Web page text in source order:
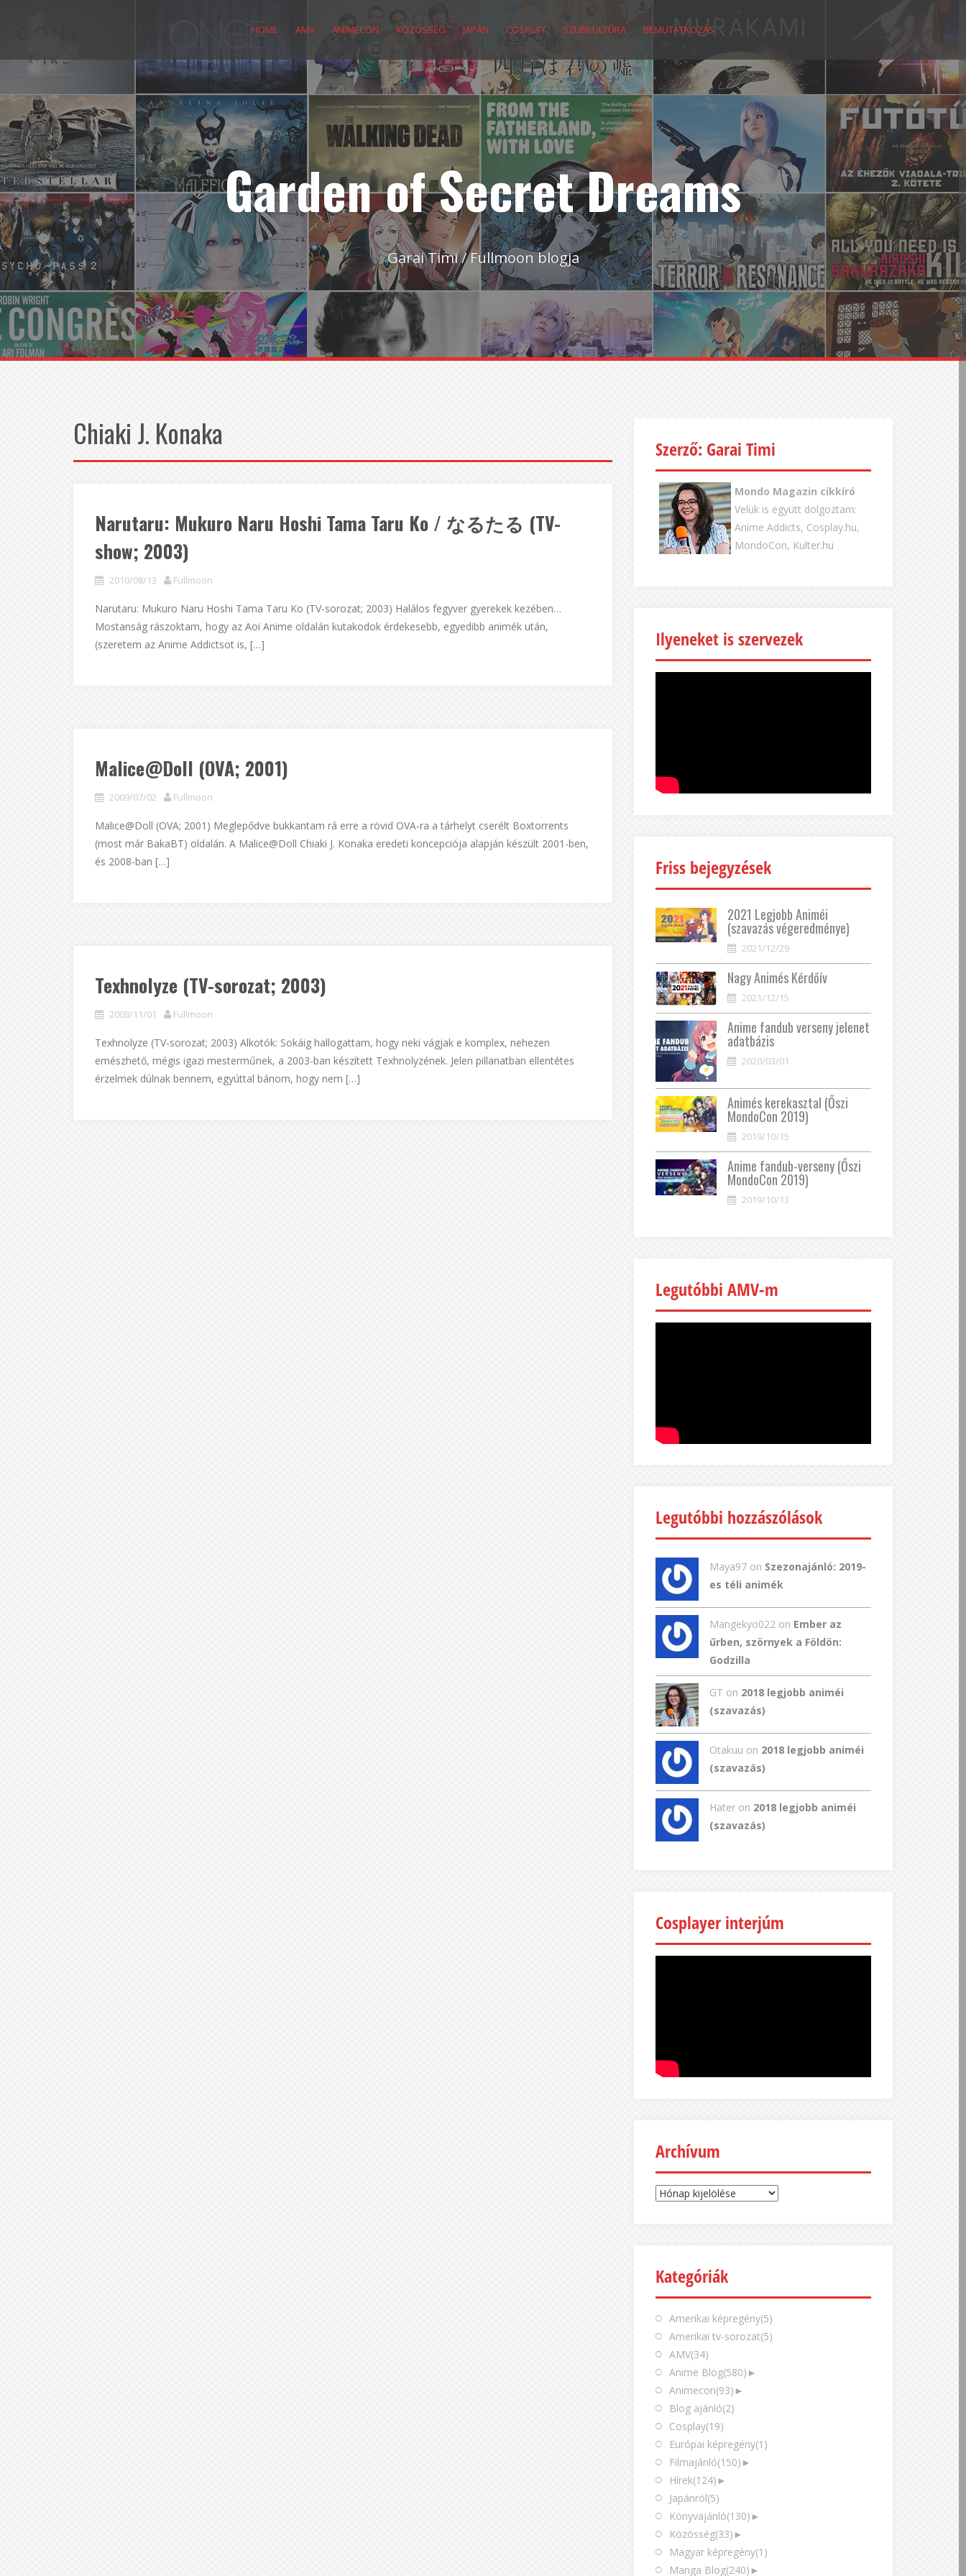
HOME AMV ANIMECON KÖZÖSSÉG JAPÁN COSPLAY SZUBKULTÚRA BEMUTATKOZÁS
Garden of Secret Dreams
Garai Timi / Fullmoon blogja
Chiaki J. Konaka
Narutaru: Mukuro Naru Hoshi Tama Taru Ko / なるたる (TV-
show; 2003)
2010/08/13 Fullmoon
Narutaru: Mukuro Naru Hoshi Tama Taru Ko (TV-sorozat; 2003) Halálos fegyver gyerekek kezében…
Mostanság rászoktam, hogy az Aoi Anime oldalán kutakodok érdekesebb, egyedibb animék után,
(szeretem az Anime Addictsot is, […]
Malice@Doll (OVA; 2001)
2009/07/02 Fullmoon
Malice@Doll (OVA; 2001) Meglepődve bukkantam rá erre a rövid OVA-ra a tárhelyt cserélt Boxtorrents
(most már BakaBT) oldalán. A Malice@Doll Chiaki J. Konaka eredeti koncepciója alapján készült 2001-ben,
és 2008-ban […]
Texhnolyze (TV-sorozat; 2003)
2008/11/01 Fullmoon
Texhnolyze (TV-sorozat; 2003) Alkotók: Sokáig hallogattam, hogy neki vágjak e komplex, nehezen
emészhető, mégis igazi mesterműnek, a 2003-ban készített Texhnolyzének. Jelen pillanatban ellentétes
érzelmek dúlnak bennem, egyúttal bánom, hogy nem […]
Szerző: Garai Timi
Mondo Magazin cikkíró
Velük is együtt dolgoztam:
Anime Addicts, Cosplay.hu,
MondoCon, Kulter.hu
Ilyeneket is szervezek
Friss bejegyzések
2021 Legjobb Animéi
(szavazás végeredménye)
2021/12/29
Nagy Animés Kérdőív
2021/12/15
Anime fandub verseny jelenet
adatbázis
2020/03/01
Animés kerekasztal (Őszi
MondoCon 2019)
2019/10/15
Anime fandub-verseny (Őszi
MondoCon 2019)
2019/10/13
Legutóbbi AMV-m
Legutóbbi hozzászólások
Maya97 on Szezonajánló: 2019-
es téli animék
Mangekyo022 on Ember az
űrben, szörnyek a Földön:
Godzilla
GT on 2018 legjobb animéi
(szavazás)
Otakuu on 2018 legjobb animéi
(szavazás)
Hater on 2018 legjobb animéi
(szavazás)
Cosplayer interjúm
Archívum
Archívum
Kategóriák
Amerikai képregény(5)
Amerikai tv-sorozat(5)
AMV(34)
Anime Blog(580) ►
Animecon(93) ►
Blog ajánló(2)
Cosplay(19)
Európai képregény(1)
Filmajánló(150) ►
Hírek(124) ►
Japánról(5)
Könyvajánló(130) ►
Közösség(33) ►
Magyar képregény(1)
Manga Blog(240) ►